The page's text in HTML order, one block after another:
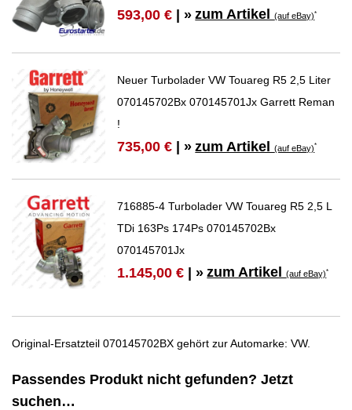
593,00 € | » zum Artikel(auf eBay)*
Neuer Turbolader VW Touareg R5 2,5 Liter
070145702Bx 070145701Jx Garrett Reman
!
735,00 € | » zum Artikel(auf eBay)*
716885-4 Turbolader VW Touareg R5 2,5 L
TDi 163Ps 174Ps 070145702Bx
070145701Jx
1.145,00 € | » zum Artikel(auf eBay)*
Original-Ersatzteil 070145702BX gehört zur Automarke: VW.
Passendes Produkt nicht gefunden? Jetzt
suchen…